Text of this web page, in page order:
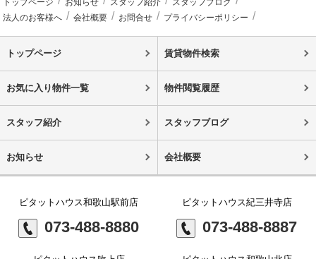
法人のお客様へ
会社概要 お問合せ プライバシーポリシー
トップページ 賃貸物件検索
お気に入り物件一覧 物件閲覧履歴
スタッフ紹介 スタッフブログ
お知らせ 会社概要
ピタットハウス和歌山駅前店
073-488-8880
ピタットハウス紀三井寺店
073-488-8887